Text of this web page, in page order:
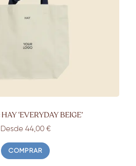
‘EVERYDAY BEIGE’
Desde 44,00 €
COMPRAR